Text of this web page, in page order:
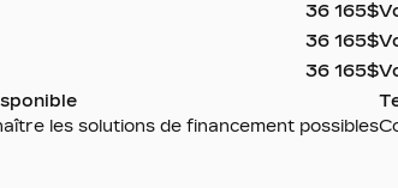
36 165$
36 165$
36 165$
les solutions de financement possibles